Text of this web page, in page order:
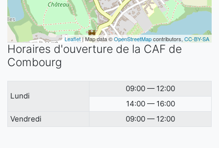
Leaflet| Map data ©OpenStreetMapcontributors, CC-BY-SA
Horaires d'ouverture de la CAF de
Combourg
Lundi
09:00 — 12:00
14:00 — 16:00
Vendredi
09:00 — 12:00